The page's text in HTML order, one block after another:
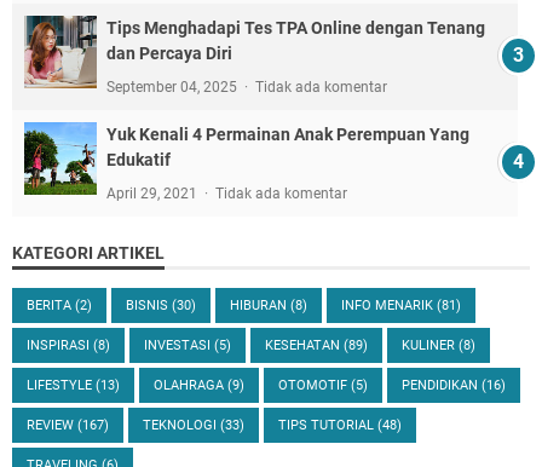
Tips Menghadapi Tes TPA Online dengan Tenang
dan Percaya Diri
September 04, 2025 Tidak ada komentar
Yuk Kenali 4 Permainan Anak Perempuan Yang
Edukatif
April 29, 2021 Tidak ada komentar
KATEGORI ARTIKEL
BERITA (2) BISNIS (30) HIBURAN (8) INFO MENARIK (81)
INSPIRASI (8) INVESTASI (5) KESEHATAN (89) KULINER (8)
LIFESTYLE (13) OLAHRAGA (9) OTOMOTIF (5) PENDIDIKAN (16)
REVIEW (167) TEKNOLOGI (33) TIPS TUTORIAL (48)